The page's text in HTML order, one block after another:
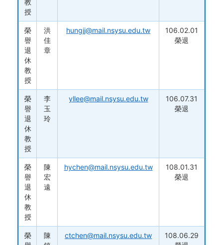
教
授
榮
譽
退
休
教
授
洪
佳
章
hungjj@mail.nsysu.edu.tw
106.02.01
榮退
榮
譽
退
休
教
授
李
玉
玲
yllee@mail.nsysu.edu.tw
106.07.31
榮退
榮
譽
退
休
教
授
陳
宏
遠
hychen@mail.nsysu.edu.tw
108.01.31
榮退
榮
陳
ctchen@mail.nsysu.edu.tw
108.06.29